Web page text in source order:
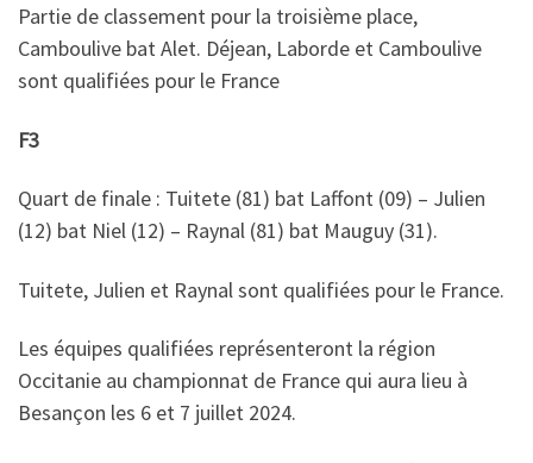
Partie de classement pour la troisième place,
Camboulive bat Alet. Déjean, Laborde et Camboulive
sont qualifiées pour le France
F3
Quart de finale : Tuitete (81) bat Laffont (09) – Julien
(12) bat Niel (12) – Raynal (81) bat Mauguy (31).
Tuitete, Julien et Raynal sont qualifiées pour le France.
Les équipes qualifiées représenteront la région
Occitanie au championnat de France qui aura lieu à
Besançon les 6 et 7 juillet 2024.